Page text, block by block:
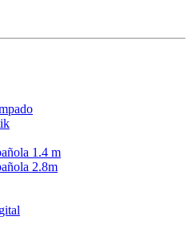
1.4 m
2.8m